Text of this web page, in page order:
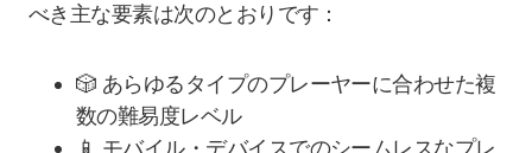
べき主な要素は次のとおりです：
🎲 あらゆるタイプのプレーヤーに合わせた複
数の難易度レベル
📱 モバイル・デバイスでのシームレスなプレ